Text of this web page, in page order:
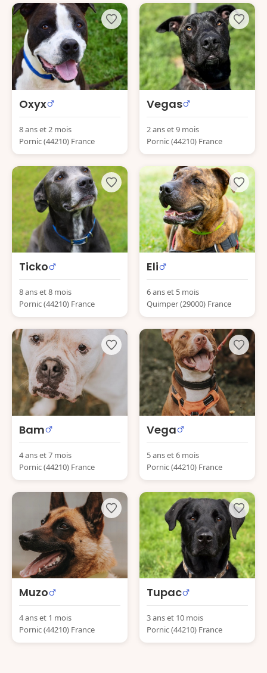
Oxyx
8 ans et 2 mois
Pornic (44210) France
Vegas
2 ans et 9 mois
Pornic (44210) France
Ticko
8 ans et 8 mois
Pornic (44210) France
Eli
6 ans et 5 mois
Quimper (29000) France
Bam
4 ans et 7 mois
Pornic (44210) France
Vega
5 ans et 6 mois
Pornic (44210) France
Muzo
4 ans et 1 mois
Pornic (44210) France
Tupac
3 ans et 10 mois
Pornic (44210) France